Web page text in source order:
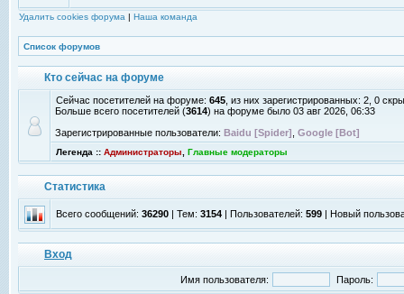
Удалить cookies форума | Наша команда
Список форумов
Кто сейчас на форуме
Сейчас посетителей на форуме: 645 , из них зарегистрированных: 2, 0
Больше всего посетителей (3614) на форуме было 03 авг 2026, 06:33
Зарегистрированные пользователи: Baidu [Spider] Google [Bot]
Легенда :: Администраторы Главные модераторы
Статистика
Всего сообщений: 36290 | Тем: 3154 | Пользователей: 599 | Новый
Вход
Имя пользователя: Пароль: